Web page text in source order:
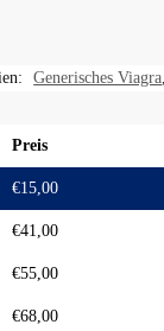
Generisches Viagra
Preis
€15,00
€41,00
€55,00
€68,00